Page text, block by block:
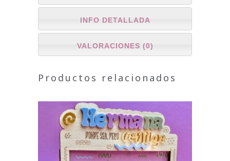
INFO DETALLADA
VALORACIONES (0)
Productos relacionados